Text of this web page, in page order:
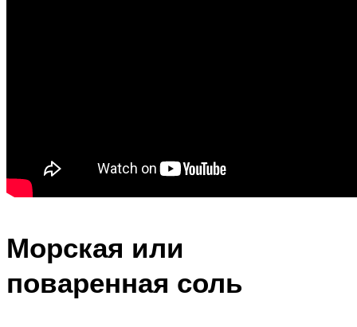
Морская или
поваренная соль